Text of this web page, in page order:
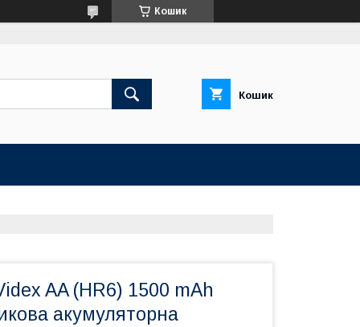
Кошик
Кошик
AA (HR6) 1500 mAh
акумуляторна